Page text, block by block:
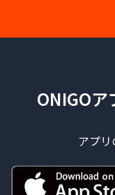
ONIGO
アプ